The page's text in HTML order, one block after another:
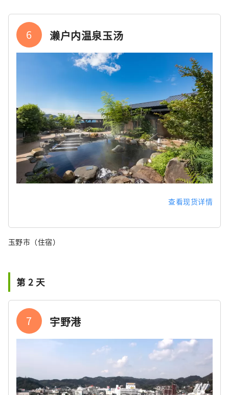
6 濑户内温泉玉汤
查看现货详情
玉野市（住宿）
第 2 天
7 宇野港